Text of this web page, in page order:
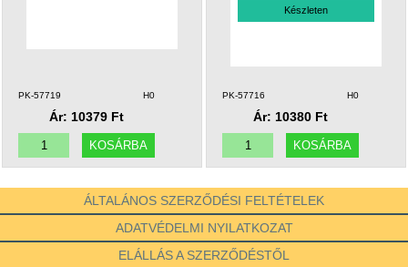
PK-57719 H0
Ár: 10379 Ft
Készleten
PK-57716 H0
Ár: 10380 Ft
ÁLTALÁNOS SZERZŐDÉSI FELTÉTELEK
ADATVÉDELMI NYILATKOZAT
ELÁLLÁS A SZERZŐDÉSTŐL